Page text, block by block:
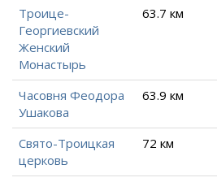
Троице-
Георгиевский
Женский
Монастырь
63.7 км
Часовня Феодора
Ушакова
63.9 км
Свято-Троицкая
церковь
72 км